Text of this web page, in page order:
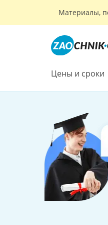
Материалы,
Цены и сроки